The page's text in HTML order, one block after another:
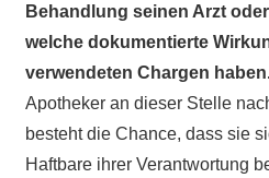
Behandlung seinen Arzt
welche dokumentierte
verwendeten Chargen
Apotheker an dieser Stelle
besteht die Chance, dass sie
Haftbare ihrer Verantwortung